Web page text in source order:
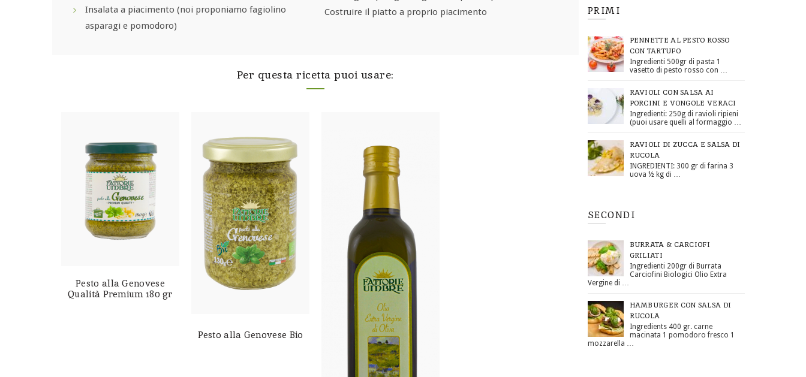
Insalata a piacimento (noi proponiamo fagiolino
asparagi e pomodoro)
Costruire il piatto a proprio piacimento
Per questa ricetta puoi usare:
Pesto alla Genovese
Qualità Premium 180 gr
Pesto alla Genovese Bio
PRIMI
PENNETTE AL PESTO ROSSO
CON TARTUFO
Ingredienti 500gr di pasta 1
vasetto di pesto rosso con …
RAVIOLI CON SALSA AI
PORCINI E VONGOLE VERACI
Ingredienti: 250g di ravioli ripieni
(puoi usare quelli al formaggio …
RAVIOLI DI ZUCCA E SALSA DI
RUCOLA
INGREDIENTI: 300 gr di farina 3
uova ½ kg di …
SECONDI
BURRATA & CARCIOFI
GRILIATI
Ingredienti 200gr di Burrata
Carciofini Biologici Olio Extra
Vergine di …
HAMBURGER CON SALSA DI
RUCOLA
Ingredients 400 gr. carne
macinata 1 pomodoro fresco 1
mozzarella …